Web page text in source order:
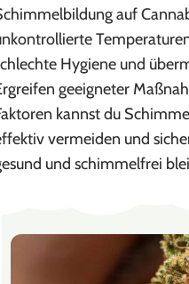
auf
Hygiene und
geeigneter
kannst du
vermeiden und
und schimmelfrei